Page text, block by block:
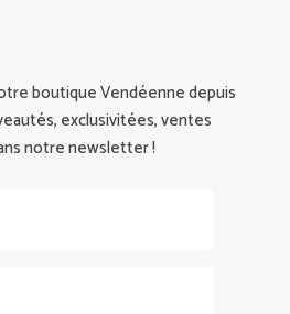
boutique Vendéenne depuis
exclusivitées, ventes
notre newsletter !